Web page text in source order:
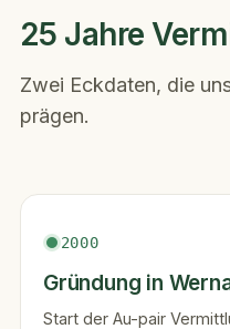
25 Jahre
Zwei Eckdaten, die
prägen.
2000
Gründung in
Start der Au-pair